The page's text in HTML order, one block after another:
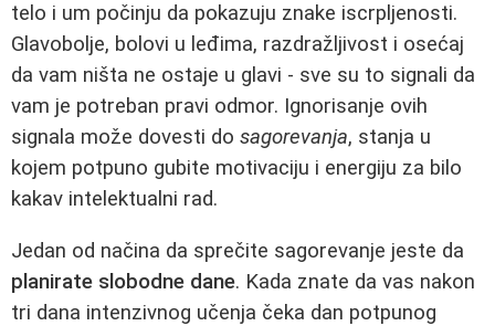
telo i um počinju da pokazuju znake iscrpljenosti.
Glavobolje, bolovi u leđima, razdražljivost i osećaj
da vam ništa ne ostaje u glavi - sve su to signali da
vam je potreban pravi odmor. Ignorisanje ovih
signala može dovesti do sagorevanja, stanja u
kojem potpuno gubite motivaciju i energiju za bilo
kakav intelektualni rad.
Jedan od načina da sprečite sagorevanje jeste da
planirate slobodne dane. Kada znate da vas nakon
tri dana intenzivnog učenja čeka dan potpunog